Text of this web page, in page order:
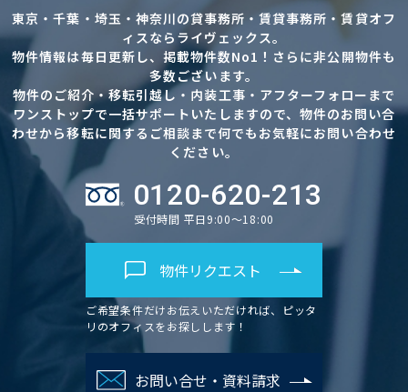
東京・千葉・埼玉・神奈川の貸事務所・賃貸事務所・賃貸オフ
ィスならライヴェックス。
物件情報は毎日更新し、掲載物件数No1！さらに非公開物件も
多数ございます。
物件のご紹介・移転引越し・内装工事・アフターフォローまで
ワンストップで一括サポートいたしますので、物件のお問い合
わせから移転に関するご相談まで何でもお気軽にお問い合わせ
ください。
0120-620-213
受付時間 平日9:00～18:00
物件リクエスト
ご希望条件だけお伝えいただければ、ピッタ
リのオフィスをお探しします！
お問い合せ・資料請求